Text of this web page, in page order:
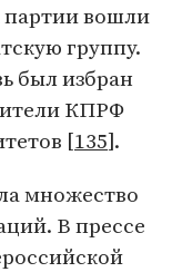
вошли
группу.
был избран
КПРФ
[135].
множество
В прессе